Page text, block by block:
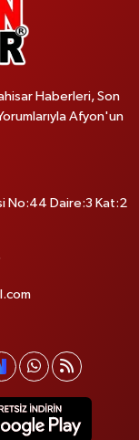
Haberleri, Son
Afyon'un
No:44 Daire:3 Kat:2